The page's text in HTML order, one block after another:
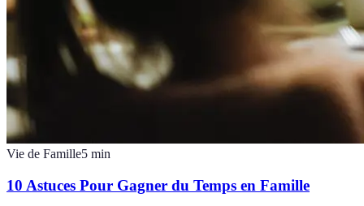
Vie de Famille5 min
10 Astuces Pour Gagner du Temps en Famille